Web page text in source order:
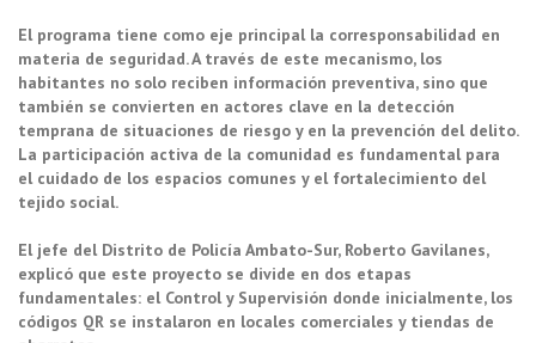
El programa tiene como eje principal la corresponsabilidad en
materia de seguridad. A través de este mecanismo, los
habitantes no solo reciben información preventiva, sino que
también se convierten en actores clave en la detección
temprana de situaciones de riesgo y en la prevención del delito.
La participación activa de la comunidad es fundamental para
el cuidado de los espacios comunes y el fortalecimiento del
tejido social.
El jefe del Distrito de Policía Ambato-Sur, Roberto Gavilanes,
explicó que este proyecto se divide en dos etapas
fundamentales: el Control y Supervisión donde inicialmente, los
códigos QR se instalaron en locales comerciales y tiendas de